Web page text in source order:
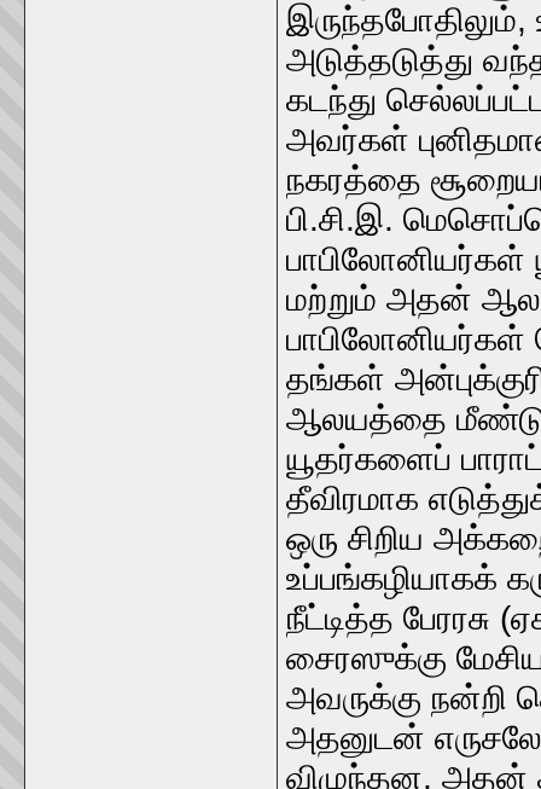
அடுத்தடுத்து
கடந்து
அவர்கள்
நகரத்தை
பி.சி.இ.
பாபிலோனியர்கள்
மற்றும் அதன்
பாபிலோனியர்கள்
தங்கள்
ஆலயத்தை
யூதர்களைப்
தீவிரமாக
ஒரு சிறிய
உப்பங்கழியாகக்
நீட்டித்த பேரரசு
சைரஸுக்கு
அவருக்கு நன்றி
அதனுடன்
விழுந்தன, அதன்